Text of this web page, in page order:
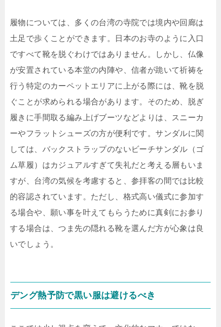
履物については、多くの台湾の寺院では境内や回廊は
土足で歩くことができます。日本のお寺のように入口
ですべて靴を脱ぐわけではありません。しかし、仏像
が安置されている本堂の内陣や、信者が跪いて祈祷を
行う特定のカーペットエリアに上がる際には、靴を脱
ぐことが求められる場合があります。そのため、脱ぎ
履きに手間取る編み上げブーツなどよりは、スニーカ
ーやフラットシューズの方が便利です。サンダルに関
しては、バックストラップのないビーチサンダル（ゴ
ム草履）はカジュアルすぎて失礼だと考える層もいま
すが、台湾の気候を考慮すると、参拝客の間では比較
的容認されています。ただし、格式高い儀式に参加す
る場合や、願い事を叶えてもらうために真剣にお参り
する場合は、つま先の隠れる靴を選んだ方が心象は良
いでしょう。
デング熱予防で黒い服は避けるべき